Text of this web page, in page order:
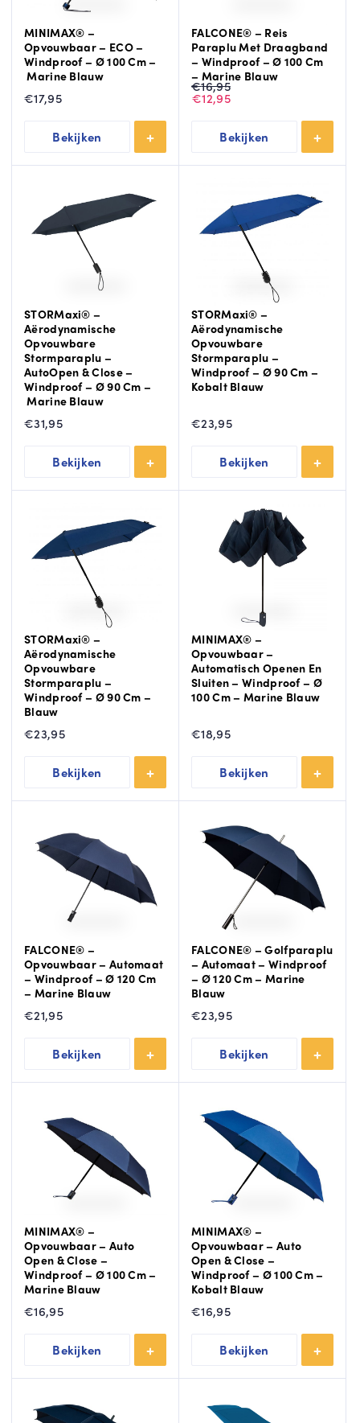
MINIMAX® –
Opvouwbaar – ECO –
Windproof – Ø 100 Cm –
Marine Blauw
€17,95
Bekijken
FALCONE® – Reis
Paraplu Met Draagband
– Windproof – Ø 100 Cm
– Marine Blauw
€16,95
Oorspronkelijke
prijs
was:
€12,95
Huidige
prijs
Bekijken
STORMaxi® –
Aërodynamische
Opvouwbare
Stormparaplu –
AutoOpen & Close –
Windproof – Ø 90 Cm –
Marine Blauw
€31,95
Bekijken
STORMaxi® –
Aërodynamische
Opvouwbare
Stormparaplu –
Windproof – Ø 90 Cm –
Kobalt Blauw
€23,95
Bekijken
STORMaxi® –
Aërodynamische
Opvouwbare
Stormparaplu –
Windproof – Ø 90 Cm –
Blauw
€23,95
Bekijken
MINIMAX® –
Opvouwbaar –
Automatisch Openen En
Sluiten – Windproof – Ø
100 Cm – Marine Blauw
€18,95
Bekijken
FALCONE® –
Opvouwbaar – Automaat
– Windproof – Ø 120 Cm
– Marine Blauw
€21,95
Bekijken
FALCONE® – Golfparaplu
– Automaat – Windproof
– Ø 120 Cm – Marine
Blauw
€23,95
Bekijken
MINIMAX® –
Opvouwbaar – Auto
Open & Close –
Windproof – Ø 100 Cm –
Marine Blauw
€16,95
Bekijken
MINIMAX® –
Opvouwbaar – Auto
Open & Close –
Windproof – Ø 100 Cm –
Kobalt Blauw
€16,95
Bekijken